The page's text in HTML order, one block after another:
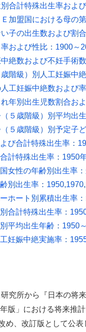
合計特殊出生率およ
加盟国における母の
子の出生数および割
および性比：1900～
絶数および不妊手術
階級）別人工妊娠中
工妊娠中絶数および
年別出生児数割合お
５歳階級）別平均出
５歳階級）別予定子
び合計特殊出生率：
計特殊出生率：1950
女性の年齢別出生率
別出生率：
ホート別累積出生率
合計特殊出生率：
平均出生年齢：1950
妊娠中絶実施率：
究所から『日本の将
版」における将来推
め、改訂版として公表